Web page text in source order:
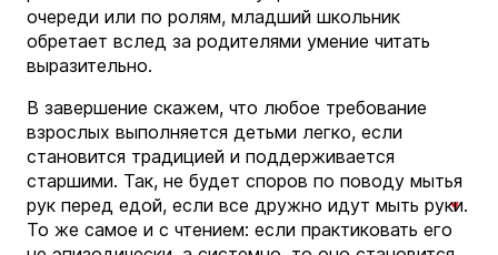
очереди или по ролям, младший школьник
обретает вслед за родителями умение читать
выразительно.
В завершение скажем, что любое требование
взрослых выполняется детьми легко, если
становится традицией и поддерживается
старшими. Так, не будет споров по поводу мытья
рук перед едой, если все дружно идут мыть руки.
То же самое и с чтением: если практиковать его